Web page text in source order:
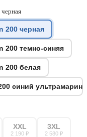
200 черная
200 темно-синяя
200 белая
синий ультрамарин
XXL
2 190 ₽
3XL
2 580 ₽